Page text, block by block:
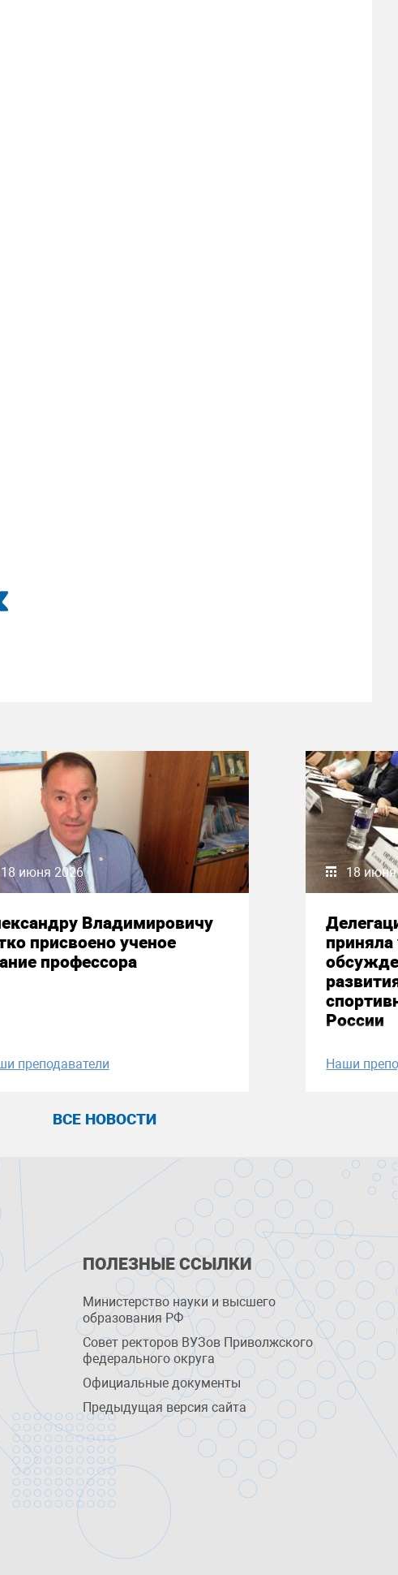
18 июня 2026
Владимировичу
присвоено ученое
профессора
преподаватели
18
приняла
России
Наши
ВСЕ НОВОСТИ
ПОЛЕЗНЫЕ ССЫЛКИ
Министерство науки и высшего
образования РФ
Совет ректоров ВУЗов Приволжского
федерального округа
Официальные документы
Предыдущая версия сайта